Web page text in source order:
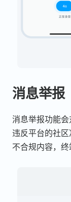
消息举报
消息举报功能
违反平台的社
不合规内容，终